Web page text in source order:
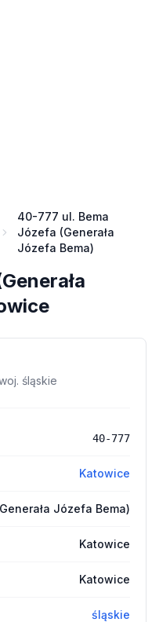
40-777 ul. Bema
Józefa (Generała
Józefa Bema)
śląskie
40-777
Katowice
Józefa Bema)
Katowice
Katowice
śląskie